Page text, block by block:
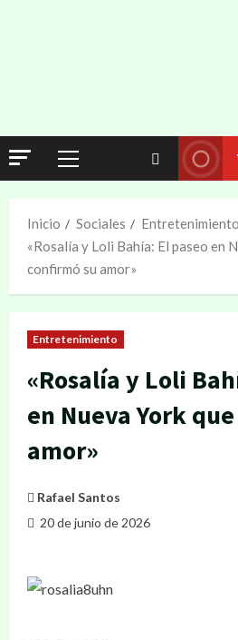
Inicio Sociales
Entretenimiento
«Rosalía y Loli Bahía: El paseo en
confirmó su amor»
Entretenimiento
«Rosalía y Loli
en Nueva York
amor»
Rafael Santos
20 de junio de 2026